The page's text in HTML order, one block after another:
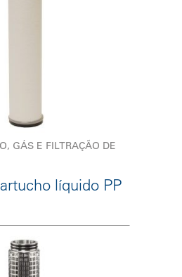
GÁS E FILTRAÇÃO DE
líquido PP